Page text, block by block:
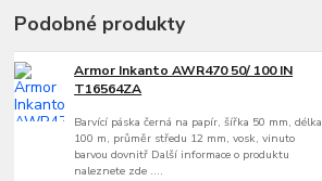
Podobné produkty
Armor Inkanto AWR470 50/ 100 IN
T16564ZA
Barvící páska černá na papír, šířka 50 mm, délka
100 m, průměr středu 12 mm, vosk, vinuto
barvou dovnitř Další informace o produktu
naleznete zde ....